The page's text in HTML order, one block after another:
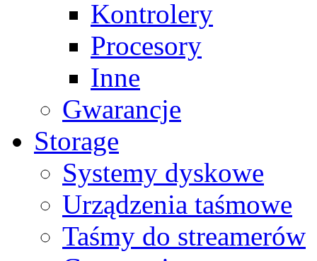
Kontrolery
Procesory
Inne
Gwarancje
Storage
Systemy dyskowe
Urządzenia taśmowe
Taśmy do streamerów